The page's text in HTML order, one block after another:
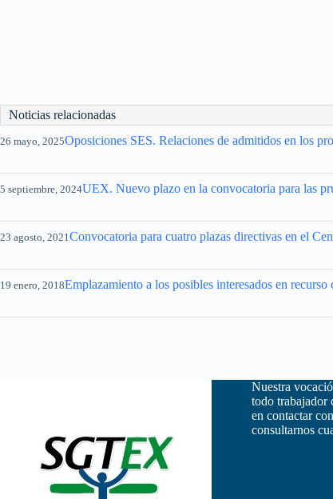
Noticias relacionadas
26 mayo, 2025Oposiciones SES. Relaciones de admitidos en los
5 septiembre, 2024UEX. Nuevo plazo en la convocatoria para las
23 agosto, 2021 Convocatoria para cuatro plazas directivas en el
19 enero, 2018Emplazamiento a los posibles interesados en
Nuestra
todo trabajador
en contactar
consultarnos